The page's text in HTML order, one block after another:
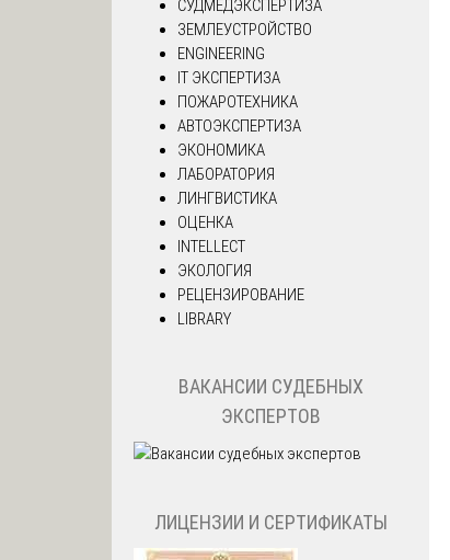
СУДМЕДЭКСПЕРТИЗА
ЗЕМЛЕУСТРОЙСТВО
ENGINEERING
IT ЭКСПЕРТИЗА
ПОЖАРОТЕХНИКА
АВТОЭКСПЕРТИЗА
ЭКОНОМИКА
ЛАБОРАТОРИЯ
ЛИНГВИСТИКА
ОЦЕНКА
INTELLECT
ЭКОЛОГИЯ
РЕЦЕНЗИРОВАНИЕ
LIBRARY
ВАКАНСИИ СУДЕБНЫХ
ЭКСПЕРТОВ
ЛИЦЕНЗИИ И СЕРТИФИКАТЫ